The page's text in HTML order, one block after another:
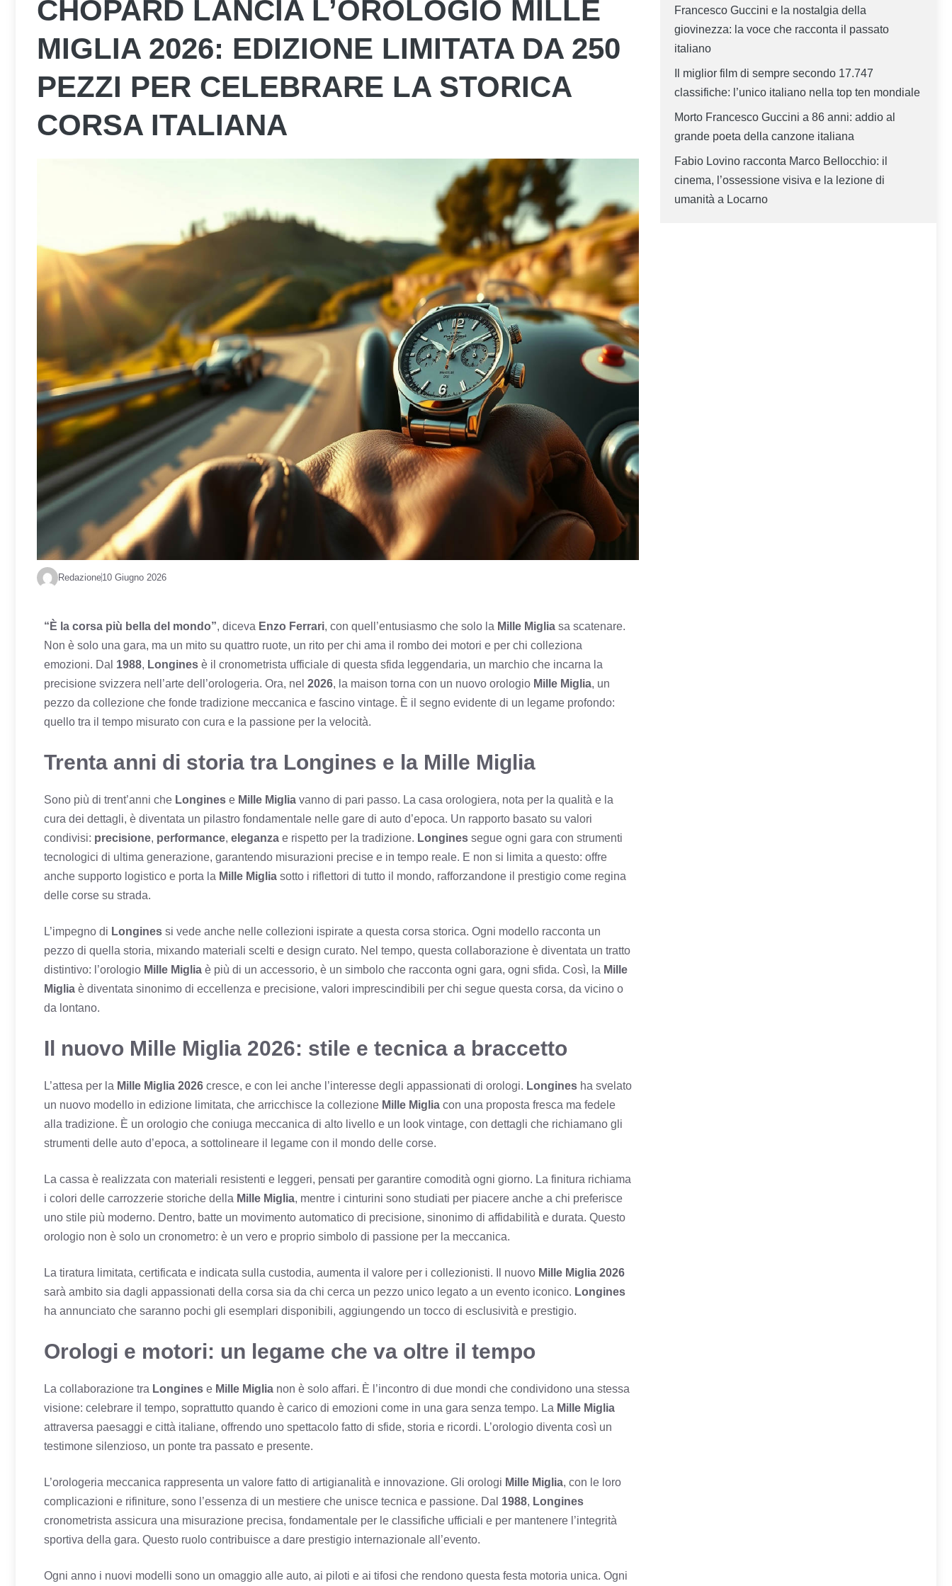
CHOPARD LANCIA L’OROLOGIO MILLE
MIGLIA 2026: EDIZIONE LIMITATA DA 250
PEZZI PER CELEBRARE LA STORICA
CORSA ITALIANA
Redazione10 Giugno 2026
“È la corsa più bella del mondo”, diceva Enzo Ferrari, con quell’entusiasmo che solo la Mille Miglia sa scatenare.
Non è solo una gara, ma un mito su quattro ruote, un rito per chi ama il rombo dei motori e per chi colleziona
emozioni. Dal 1988, Longines è il cronometrista ufficiale di questa sfida leggendaria, un marchio che incarna la
precisione svizzera nell’arte dell’orologeria. Ora, nel 2026, la maison torna con un nuovo orologio Mille Miglia, un
pezzo da collezione che fonde tradizione meccanica e fascino vintage. È il segno evidente di un legame profondo:
quello tra il tempo misurato con cura e la passione per la velocità.
Trenta anni di storia tra Longines e la Mille Miglia
Sono più di trent’anni che Longines e Mille Miglia vanno di pari passo. La casa orologiera, nota per la qualità e la
cura dei dettagli, è diventata un pilastro fondamentale nelle gare di auto d’epoca. Un rapporto basato su valori
condivisi: precisione, performance, eleganza e rispetto per la tradizione. Longines segue ogni gara con strumenti
tecnologici di ultima generazione, garantendo misurazioni precise e in tempo reale. E non si limita a questo: offre
anche supporto logistico e porta la Mille Miglia sotto i riflettori di tutto il mondo, rafforzandone il prestigio come regina
delle corse su strada.
L’impegno di Longines si vede anche nelle collezioni ispirate a questa corsa storica. Ogni modello racconta un
pezzo di quella storia, mixando materiali scelti e design curato. Nel tempo, questa collaborazione è diventata un tratto
distintivo: l’orologio Mille Miglia è più di un accessorio, è un simbolo che racconta ogni gara, ogni sfida. Così, la Mille
Miglia è diventata sinonimo di eccellenza e precisione, valori imprescindibili per chi segue questa corsa, da vicino o
da lontano.
Il nuovo Mille Miglia 2026: stile e tecnica a braccetto
L’attesa per la Mille Miglia 2026 cresce, e con lei anche l’interesse degli appassionati di orologi. Longines ha svelato
un nuovo modello in edizione limitata, che arricchisce la collezione Mille Miglia con una proposta fresca ma fedele
alla tradizione. È un orologio che coniuga meccanica di alto livello e un look vintage, con dettagli che richiamano gli
strumenti delle auto d’epoca, a sottolineare il legame con il mondo delle corse.
La cassa è realizzata con materiali resistenti e leggeri, pensati per garantire comodità ogni giorno. La finitura richiama
i colori delle carrozzerie storiche della Mille Miglia, mentre i cinturini sono studiati per piacere anche a chi preferisce
uno stile più moderno. Dentro, batte un movimento automatico di precisione, sinonimo di affidabilità e durata. Questo
orologio non è solo un cronometro: è un vero e proprio simbolo di passione per la meccanica.
La tiratura limitata, certificata e indicata sulla custodia, aumenta il valore per i collezionisti. Il nuovo Mille Miglia 2026
sarà ambito sia dagli appassionati della corsa sia da chi cerca un pezzo unico legato a un evento iconico. Longines
ha annunciato che saranno pochi gli esemplari disponibili, aggiungendo un tocco di esclusività e prestigio.
Orologi e motori: un legame che va oltre il tempo
La collaborazione tra Longines e Mille Miglia non è solo affari. È l’incontro di due mondi che condividono una stessa
visione: celebrare il tempo, soprattutto quando è carico di emozioni come in una gara senza tempo. La Mille Miglia
attraversa paesaggi e città italiane, offrendo uno spettacolo fatto di sfide, storia e ricordi. L’orologio diventa così un
testimone silenzioso, un ponte tra passato e presente.
L’orologeria meccanica rappresenta un valore fatto di artigianalità e innovazione. Gli orologi Mille Miglia, con le loro
complicazioni e rifiniture, sono l’essenza di un mestiere che unisce tecnica e passione. Dal 1988, Longines
cronometrista assicura una misurazione precisa, fondamentale per le classifiche ufficiali e per mantenere l’integrità
sportiva della gara. Questo ruolo contribuisce a dare prestigio internazionale all’evento.
Ogni anno i nuovi modelli sono un omaggio alle auto, ai piloti e ai tifosi che rendono questa festa motoria unica. Ogni
Francesco Guccini e la nostalgia della
giovinezza: la voce che racconta il passato
italiano
Il miglior film di sempre secondo 17.747
classifiche: l’unico italiano nella top ten mondiale
Morto Francesco Guccini a 86 anni: addio al
grande poeta della canzone italiana
Fabio Lovino racconta Marco Bellocchio: il
cinema, l’ossessione visiva e la lezione di
umanità a Locarno